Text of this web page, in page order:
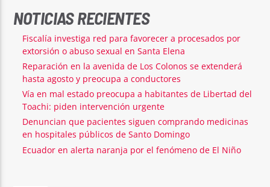
NOTICIAS RECIENTES
Fiscalía investiga red para favorecer a procesados por
extorsión o abuso sexual en Santa Elena
Reparación en la avenida de Los Colonos se extenderá
hasta agosto y preocupa a conductores
Vía en mal estado preocupa a habitantes de Libertad del
Toachi: piden intervención urgente
Denuncian que pacientes siguen comprando medicinas
en hospitales públicos de Santo Domingo
Ecuador en alerta naranja por el fenómeno de El Niño